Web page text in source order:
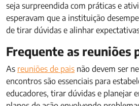
seja surpreendida com práticas e
esperavam que a instituição
de tirar dúvidas e alinhar
Frequente as reuniões
As reuniões de pais não devem ser
encontros são essenciais para
educadores, tirar dúvidas e planejar